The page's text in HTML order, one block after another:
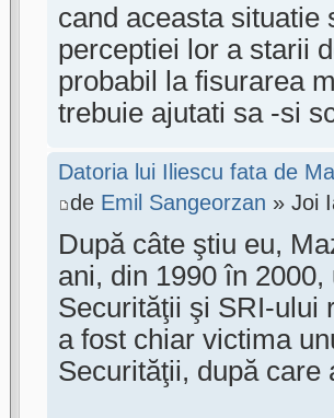
cand aceasta situatie
perceptiei lor a starii
probabil la fisurarea
trebuie ajutati sa -si
Datoria lui Iliescu fata de
de Emil Sangeorzan » Joi
După câte ştiu eu,
ani, din 1990 în
Securităţii şi SRI-ului
a fost chiar victima
Securităţii, după care